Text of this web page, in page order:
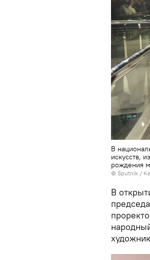
В
искусств,
рождения
© Sputnik /
В